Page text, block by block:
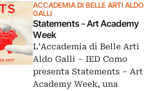
ACCADEMIA DI BELLE ARTI ALDO
GALLI
Statements - Art Academy
Week
L’Accademia di Belle Arti
Aldo Galli – IED Como
presenta Statements – Art
Academy Week, una